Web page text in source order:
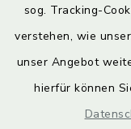
sog. Tracking-
verstehen, wie
unser Angebot
hierfür können
Quicklinks
Landkreis